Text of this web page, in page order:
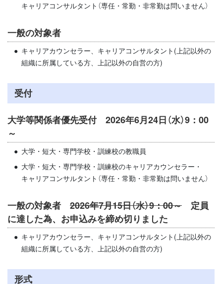
キャリアコンサルタント（専任・常勤・非常勤は問いません）
一般の対象者
キャリアカウンセラー、キャリアコンサルタント(上記以外の
組織に所属している方、上記以外の自営の方)
受付
大学等関係者優先受付 2026年6月24日（水）9：00
～
大学・短大・専門学校・訓練校の教職員
大学・短大・専門学校・訓練校のキャリアカウンセラー・
キャリアコンサルタント（専任・常勤・非常勤は問いません）
一般の対象者 2026年7月15日（水）9：00～ 定員
に達した為、お申込みを締め切りました
キャリアカウンセラー、キャリアコンサルタント(上記以外の
組織に所属している方、上記以外の自営の方)
形式